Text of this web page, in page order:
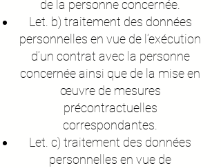
de la personne concernée.
Let. b) traitement des données
personnelles en vue de l’exécution
d’un contrat avec la personne
concernée ainsi que de la mise en
œuvre de mesures
précontractuelles
correspondantes.
Let. c) traitement des données
personnelles en vue de